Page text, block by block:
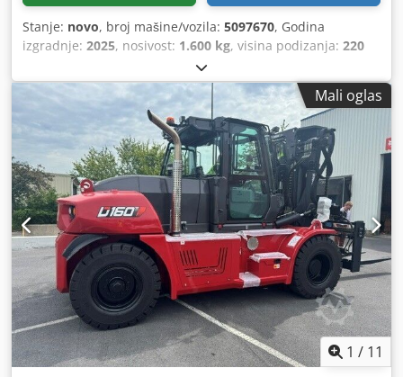
Stanje: novo, broj mašine/vozila: 5097670, Godina
izgradnje: 2025, nosivost: 1.600 kg, visina podizanja: 220
600 mm, vrsta goriva:
vrsta jarbola:drugo, građevinska visina:1.300 mm, napon
baterije: 25,6 V, duljina vilica:1.150 mm, ukupna masa:
Mali oglas
1 / 11